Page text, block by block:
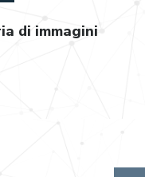
di immagini